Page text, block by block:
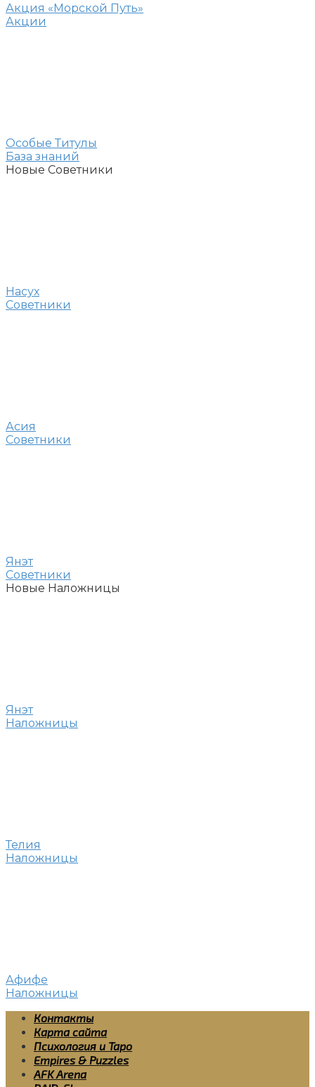
Акция «Морской Путь»
Акции
Особые Титулы
База знаний
Новые Советники
Насух
Советники
Асия
Советники
Янэт
Советники
Новые Наложницы
Янэт
Наложницы
Телия
Наложницы
Афифе
Наложницы
Контакты
Карта сайта
Психология и Таро
Empires & Puzzles
AFK Arena